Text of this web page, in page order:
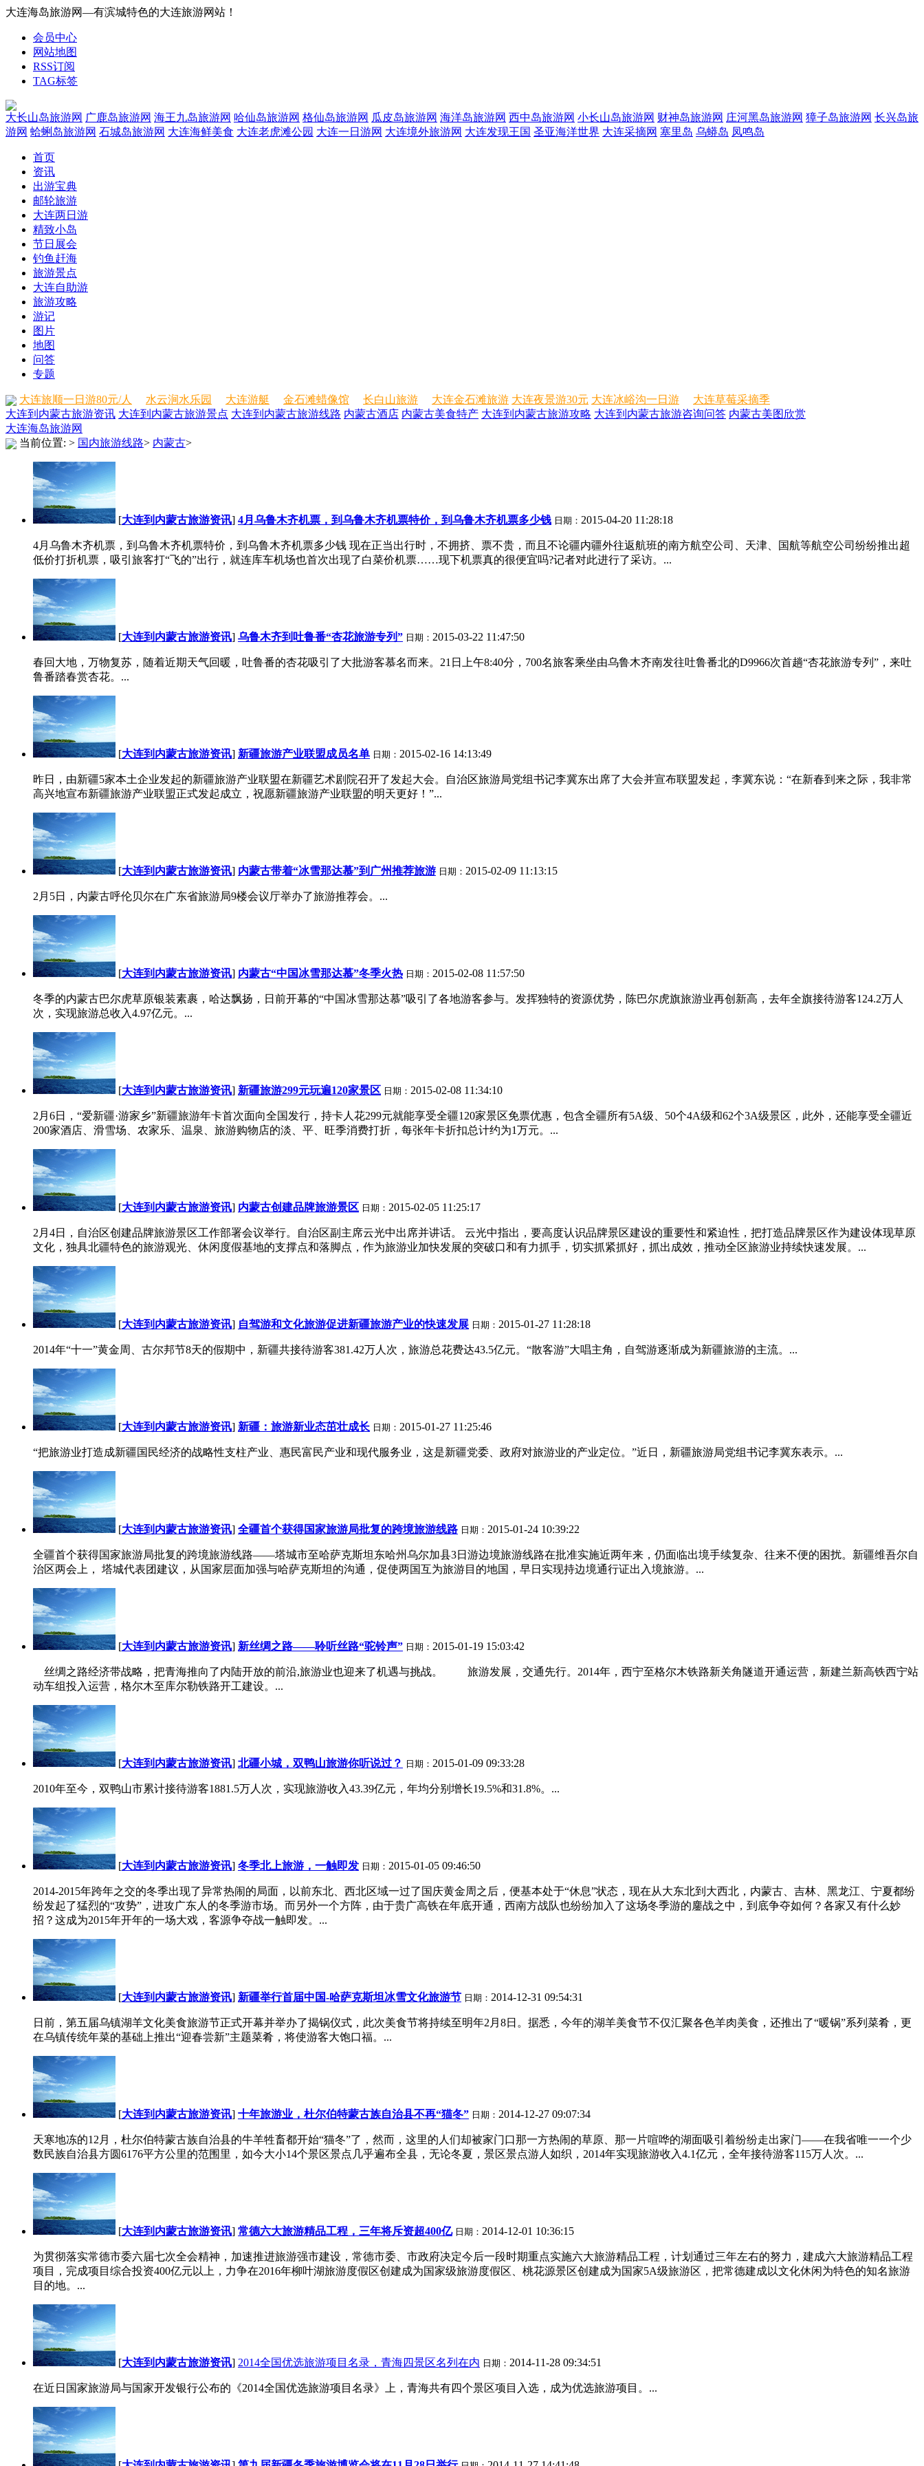
大连海岛旅游网—有滨城特色的大连旅游网站！
会员中心
网站地图
RSS订阅
TAG标签
大长山岛旅游网 广鹿岛旅游网 海王九岛旅游网 哈仙岛旅游网 格仙岛旅游网 瓜皮岛旅游网 海洋岛旅游网 西中岛旅游网 小长山岛旅游网 财神岛旅游网 庄河黑岛旅游网 獐子岛旅游网 长兴岛旅
游网 蛤蜊岛旅游网 石城岛旅游网 大连海鲜美食 大连老虎滩公园 大连一日游网 大连境外旅游网 大连发现王国 圣亚海洋世界 大连采摘网 塞里岛 乌蟒岛 凤鸣岛
首页
资讯
出游宝典
邮轮旅游
大连两日游
精致小岛
节日展会
钓鱼赶海
旅游景点
大连自助游
旅游攻略
游记
图片
地图
问答
专题
大连旅顺一日游80元/人 水云涧水乐园 大连游艇 金石滩蜡像馆 长白山旅游 大连金石滩旅游 大连夜景游30元 大连冰峪沟一日游
大连草莓采摘季
大连到内蒙古旅游资讯 大连到内蒙古旅游景点 大连到内蒙古旅游线路 内蒙古酒店 内蒙古美食特产 大连到内蒙古旅游攻略 大连到内蒙古旅游咨询问答 内蒙古美图欣赏
大连海岛旅游网
当前位置: > 国内旅游线路> 内蒙古>
[大连到内蒙古旅游资讯] 4月乌鲁木齐机票，到乌鲁木齐机票特价，到乌鲁木齐机票多少钱 日期： 2015-04-20 11:28:18
4月乌鲁木齐机票，到乌鲁木齐机票特价，到乌鲁木齐机票多少钱 现在正当出行时，不拥挤、票不贵，而且不论疆内疆外往返航班的南方航空公司、天津、国航等航空公司纷纷推出超
低价打折机票，吸引旅客打“飞的”出行，就连库车机场也首次出现了白菜价机票……现下机票真的很便宜吗?记者对此进行了采访。...
[大连到内蒙古旅游资讯] 乌鲁木齐到吐鲁番“杏花旅游专列” 日期： 2015-03-22 11:47:50
春回大地，万物复苏，随着近期天气回暖，吐鲁番的杏花吸引了大批游客慕名而来。21日上午8:40分，700名旅客乘坐由乌鲁木齐南发往吐鲁番北的D9966次首趟“杏花旅游专列”，来吐
鲁番踏春赏杏花。...
[大连到内蒙古旅游资讯] 新疆旅游产业联盟成员名单 日期： 2015-02-16 14:13:49
昨日，由新疆5家本土企业发起的新疆旅游产业联盟在新疆艺术剧院召开了发起大会。自治区旅游局党组书记李冀东出席了大会并宣布联盟发起，李冀东说：“在新春到来之际，我非常
高兴地宣布新疆旅游产业联盟正式发起成立，祝愿新疆旅游产业联盟的明天更好！”...
[大连到内蒙古旅游资讯] 内蒙古带着“冰雪那达慕”到广州推荐旅游 日期： 2015-02-09 11:13:15
2月5日，内蒙古呼伦贝尔在广东省旅游局9楼会议厅举办了旅游推荐会。...
[大连到内蒙古旅游资讯] 内蒙古“中国冰雪那达慕”冬季火热 日期： 2015-02-08 11:57:50
冬季的内蒙古巴尔虎草原银装素裹，哈达飘扬，日前开幕的“中国冰雪那达慕”吸引了各地游客参与。发挥独特的资源优势，陈巴尔虎旗旅游业再创新高，去年全旗接待游客124.2万人
次，实现旅游总收入4.97亿元。...
[大连到内蒙古旅游资讯] 新疆旅游299元玩遍120家景区 日期： 2015-02-08 11:34:10
2月6日，“爱新疆·游家乡”新疆旅游年卡首次面向全国发行，持卡人花299元就能享受全疆120家景区免票优惠，包含全疆所有5A级、50个4A级和62个3A级景区，此外，还能享受全疆近
200家酒店、滑雪场、农家乐、温泉、旅游购物店的淡、平、旺季消费打折，每张年卡折扣总计约为1万元。...
[大连到内蒙古旅游资讯] 内蒙古创建品牌旅游景区 日期： 2015-02-05 11:25:17
2月4日，自治区创建品牌旅游景区工作部署会议举行。自治区副主席云光中出席并讲话。 云光中指出，要高度认识品牌景区建设的重要性和紧迫性，把打造品牌景区作为建设体现草原
文化，独具北疆特色的旅游观光、休闲度假基地的支撑点和落脚点，作为旅游业加快发展的突破口和有力抓手，切实抓紧抓好，抓出成效，推动全区旅游业持续快速发展。...
[大连到内蒙古旅游资讯] 自驾游和文化旅游促进新疆旅游产业的快速发展 日期： 2015-01-27 11:28:18
2014年“十一”黄金周、古尔邦节8天的假期中，新疆共接待游客381.42万人次，旅游总花费达43.5亿元。“散客游”大唱主角，自驾游逐渐成为新疆旅游的主流。...
[大连到内蒙古旅游资讯] 新疆：旅游新业态茁壮成长 日期： 2015-01-27 11:25:46
“把旅游业打造成新疆国民经济的战略性支柱产业、惠民富民产业和现代服务业，这是新疆党委、政府对旅游业的产业定位。”近日，新疆旅游局党组书记李冀东表示。...
[大连到内蒙古旅游资讯] 全疆首个获得国家旅游局批复的跨境旅游线路 日期： 2015-01-24 10:39:22
全疆首个获得国家旅游局批复的跨境旅游线路——塔城市至哈萨克斯坦东哈州乌尔加县3日游边境旅游线路在批准实施近两年来，仍面临出境手续复杂、往来不便的困扰。新疆维吾尔自
治区两会上， 塔城代表团建议，从国家层面加强与哈萨克斯坦的沟通，促使两国互为旅游目的地国，早日实现持边境通行证出入境旅游。...
[大连到内蒙古旅游资讯] 新丝绸之路——聆听丝路“驼铃声” 日期： 2015-01-19 15:03:42
丝绸之路经济带战略，把青海推向了内陆开放的前沿,旅游业也迎来了机遇与挑战。 旅游发展，交通先行。2014年，西宁至格尔木铁路新关角隧道开通运营，新建兰新高铁西宁站
动车组投入运营，格尔木至库尔勒铁路开工建设。...
[大连到内蒙古旅游资讯] 北疆小城，双鸭山旅游你听说过？ 日期： 2015-01-09 09:33:28
2010年至今，双鸭山市累计接待游客1881.5万人次，实现旅游收入43.39亿元，年均分别增长19.5%和31.8%。...
[大连到内蒙古旅游资讯] 冬季北上旅游，一触即发 日期： 2015-01-05 09:46:50
2014-2015年跨年之交的冬季出现了异常热闹的局面，以前东北、西北区域一过了国庆黄金周之后，便基本处于“休息”状态，现在从大东北到大西北，内蒙古、吉林、黑龙江、宁夏都纷
纷发起了猛烈的“攻势”，进攻广东人的冬季游市场。而另外一个方阵，由于贵广高铁在年底开通，西南方战队也纷纷加入了这场冬季游的鏖战之中，到底争夺如何？各家又有什么妙
招？这成为2015年开年的一场大戏，客源争夺战一触即发。...
[大连到内蒙古旅游资讯] 新疆举行首届中国-哈萨克斯坦冰雪文化旅游节 日期： 2014-12-31 09:54:31
日前，第五届乌镇湖羊文化美食旅游节正式开幕并举办了揭锅仪式，此次美食节将持续至明年2月8日。据悉，今年的湖羊美食节不仅汇聚各色羊肉美食，还推出了“暖锅”系列菜肴，更
在乌镇传统年菜的基础上推出“迎春尝新”主题菜肴，将使游客大饱口福。...
[大连到内蒙古旅游资讯] 十年旅游业，杜尔伯特蒙古族自治县不再“猫冬” 日期： 2014-12-27 09:07:34
天寒地冻的12月，杜尔伯特蒙古族自治县的牛羊牲畜都开始“猫冬”了，然而，这里的人们却被家门口那一方热闹的草原、那一片喧哗的湖面吸引着纷纷走出家门——在我省唯一一个少
数民族自治县方圆6176平方公里的范围里，如今大小14个景区景点几乎遍布全县，无论冬夏，景区景点游人如织，2014年实现旅游收入4.1亿元，全年接待游客115万人次。...
[大连到内蒙古旅游资讯] 常德六大旅游精品工程，三年将斥资超400亿 日期： 2014-12-01 10:36:15
为贯彻落实常德市委六届七次全会精神，加速推进旅游强市建设，常德市委、市政府决定今后一段时期重点实施六大旅游精品工程，计划通过三年左右的努力，建成六大旅游精品工程
项目，完成项目综合投资400亿元以上，力争在2016年柳叶湖旅游度假区创建成为国家级旅游度假区、桃花源景区创建成为国家5A级旅游区，把常德建成以文化休闲为特色的知名旅游
目的地。...
[大连到内蒙古旅游资讯] 2014全国优选旅游项目名录，青海四景区名列在内 日期： 2014-11-28 09:34:51
在近日国家旅游局与国家开发银行公布的《2014全国优选旅游项目名录》上，青海共有四个景区项目入选，成为优选旅游项目。...